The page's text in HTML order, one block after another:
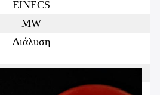
EINECS
MW
Διάλυση